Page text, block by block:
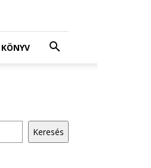
KÖNYV
Keresés